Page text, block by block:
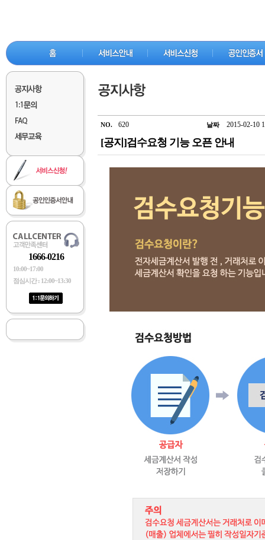
1666-0216
10:00~17:00
점심시간 : 12:00~13:30
NO. 620 날짜 2015-02-10
[공지]검수요청 기능 오픈 안내